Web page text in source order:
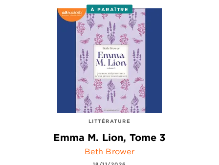
À PARAÎTRE
LITTÉRATURE
Emma M. Lion, Tome 3
Beth Brower